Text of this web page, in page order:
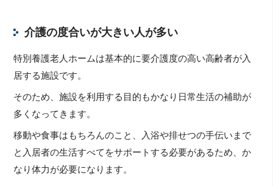
介護の度合いが大きい人が多い
特別養護老人ホームは基本的に要介護度の高い高齢者が入
居する施設です。
そのため、施設を利用する目的もかなり日常生活の補助が
多くなってきます。
移動や食事はもちろんのこと、入浴や排せつの手伝いまで
と入居者の生活すべてをサポートする必要があるため、か
なり体力が必要になります。